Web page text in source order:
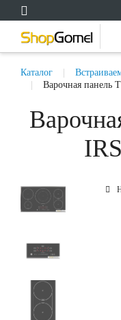
Каталог
Варочная панель